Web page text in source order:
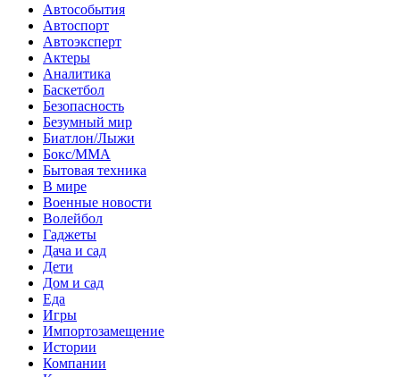
Автособытия
Автоспорт
Автоэксперт
Актеры
Аналитика
Баскетбол
Безопасность
Безумный мир
Биатлон/Лыжи
Бокс/MMA
Бытовая техника
В мире
Военные новости
Волейбол
Гаджеты
Дача и сад
Дети
Дом и сад
Еда
Игры
Импортозамещение
Истории
Компании